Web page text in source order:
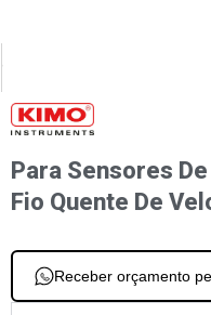
Para Sensores
Fio Quente De
Receber orçamento